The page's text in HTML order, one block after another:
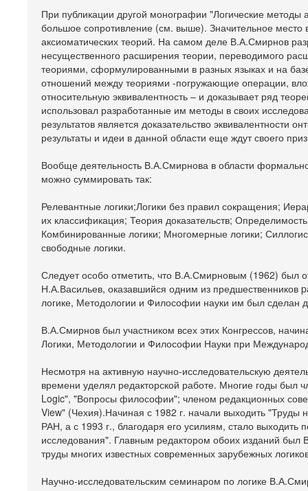
При публикации другой монографии "Логические
большое сопротивление (см. выше). Значительное место
аксиоматических теорий. На самом деле В.А.Смирнов
несущественного расширения теории, переводимого
теориями, сформулированными в разных языках и на
отношений между теориями -погружающие операции,
относительную эквивалентность – и доказывает ряд
использовал разработанные им методы в своих
результатов является доказательство эквивалентности
результаты и идеи в данной области еще ждут своего
Вообще деятельность В.А.Смирнова в области
можно суммировать так:
Релевантные логики;Логики без правил сокращения;
их классификация; Теория доказательств;
Комбинированные логики; Многомерные логики;
свободные логики.
Следует особо отметить, что В.А.Смирновым (1962) был
Н.А.Васильев, оказавшийся одним из
логике, Методологии и Философии науки им был сделан
В.А.Смирнов был участником всех этих Конгрессов,
Логики, Методологии и Философии Науки при
Несмотря на активную научно-исследовательскую
времени уделял редакторской работе. Многие годы был
Logic", "Вопросы философии"; членом редакционных
View" (Чехия).Начиная с 1982 г. начали выходить "Труды
РАН, а с 1993 г., благодаря его усилиям, стало выходить
исследования". Главным редактором обоих изданий
труды многих известных современных зарубежных
Научно-исследовательским семинаром по логике